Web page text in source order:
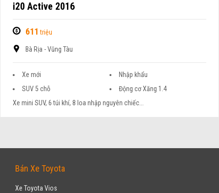
i20 Active 2016
611 triệu
Bà Rịa - Vũng Tàu
Xe mới
Nhập khẩu
SUV 5 chỗ
Động cơ Xăng 1.4
Xe mini SUV, 6 túi khí, 8 loa nhập nguyên chiếc...
Bán Xe Toyota
Xe Toyota Vios